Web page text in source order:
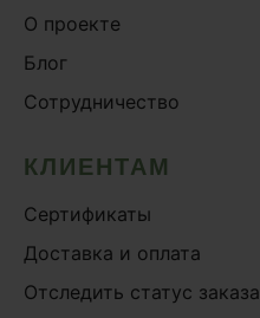
О проекте
Блог
Сотрудничество
КЛИЕНТАМ
Сертификаты
Доставка и оплата
Отследить статус заказа